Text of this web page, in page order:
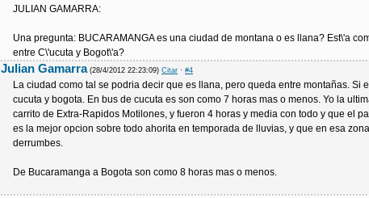
JULIAN GAMARRA:
Una pregunta: BUCARAMANGA es una ciudad de montana o es llana? Est\'a
entre C\'ucuta y Bogot\'a?
Julian Gamarra (28/4/2012 22:23:09) Citar · #4
La ciudad como tal se podria decir que es llana, pero queda entre montañas. Si
cucuta y bogota. En bus de cucuta es son como 7 horas mas o menos. Yo la
carrito de Extra-Rapidos Motilones, y fueron 4 horas y media con todo y que el
es la mejor opcion sobre todo ahorita en temporada de lluvias, y que en esa
derrumbes.
De Bucaramanga a Bogota son como 8 horas mas o menos.